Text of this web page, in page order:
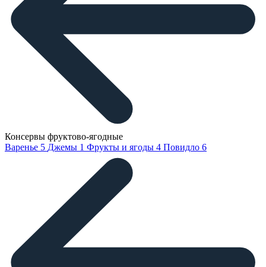
Консервы фруктово-ягодные
Варенье 5 Джемы 1 Фрукты и ягоды 4 Повидло 6